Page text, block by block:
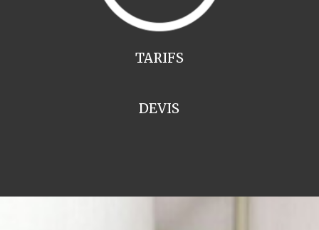
TARIFS
DEVIS